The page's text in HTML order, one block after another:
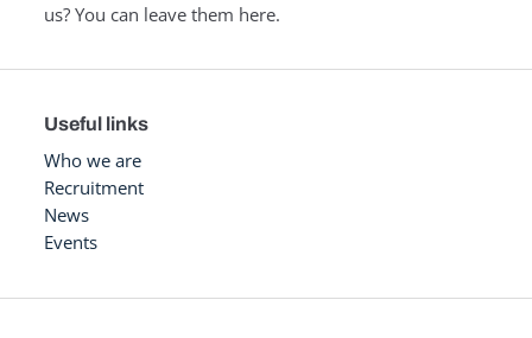
us? You can leave them here.
Useful links
Who we are
Recruitment
News
Events